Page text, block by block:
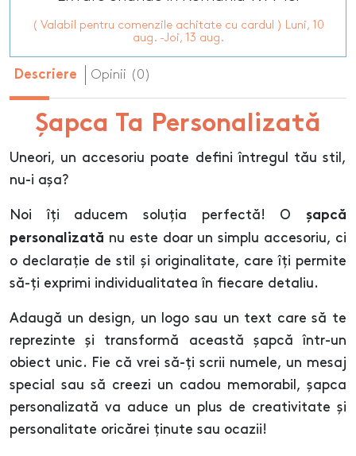
( Valabil pentru comenzile achitate cu cardul ) Luni, 10
aug. -Joi, 13 aug.
Descriere Opinii (0)
Șapca Ta Personalizată
Uneori, un accesoriu poate defini întregul tău stil,
nu-i așa?
Noi îți aducem soluția perfectă! O șapcă
personalizată nu este doar un simplu accesoriu, ci
o declarație de stil și originalitate, care îți permite
să-ți exprimi individualitatea în fiecare detaliu.
Adaugă un design, un logo sau un text care să te
reprezinte și transformă această șapcă într-un
obiect unic. Fie că vrei să-ți scrii numele, un mesaj
special sau să creezi un cadou memorabil, șapca
personalizată va aduce un plus de creativitate și
personalitate oricărei ținute sau ocazii!